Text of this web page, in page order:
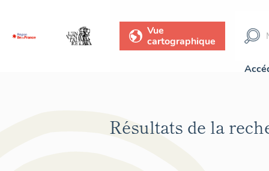
Vue
cartographique
Résultats de la